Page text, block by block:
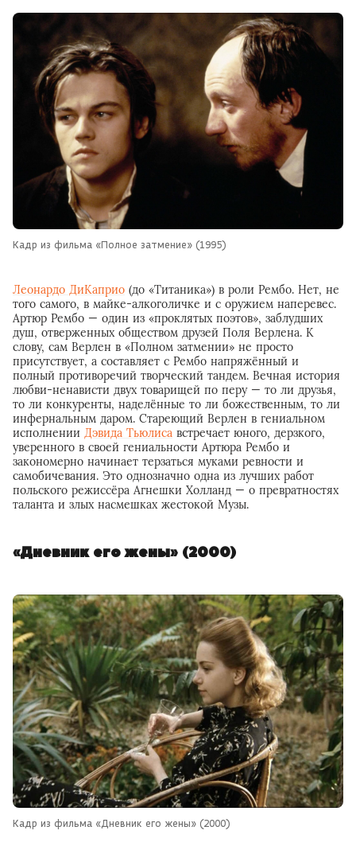
Кадр из фильма «Полное затмение» (1995)
Леонардо ДиКаприо (до «Титаника») в роли Рембо. Нет, не
того самого, в майке-алкоголичке и с оружием наперевес.
Артюр Рембо — один из «проклятых поэтов», заблудших
душ, отверженных обществом друзей Поля Верлена. К
слову, сам Верлен в «Полном затмении» не просто
присутствует, а составляет с Рембо напряжённый и
полный противоречий творческий тандем. Вечная история
любви-ненависти двух товарищей по перу — то ли друзья,
то ли конкуренты, наделённые то ли божественным, то ли
инфернальным даром. Стареющий Верлен в гениальном
исполнении Дэвида Тьюлиса встречает юного, дерзкого,
уверенного в своей гениальности Артюра Рембо и
закономерно начинает терзаться муками ревности и
самобичевания. Это однозначно одна из лучших работ
польского режиссёра Агнешки Холланд — о превратностях
таланта и злых насмешках жестокой Музы.
«Дневник его жены» (2000)
Кадр из фильма «Дневник его жены» (2000)